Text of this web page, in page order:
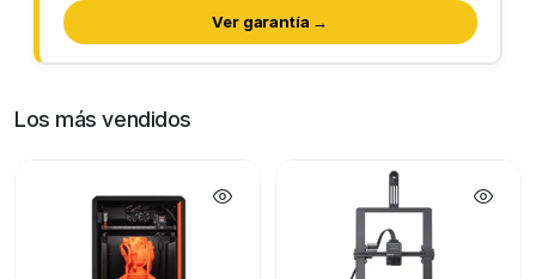
Ver garantía →
Los más vendidos